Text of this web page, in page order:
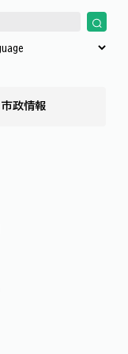
市政情報